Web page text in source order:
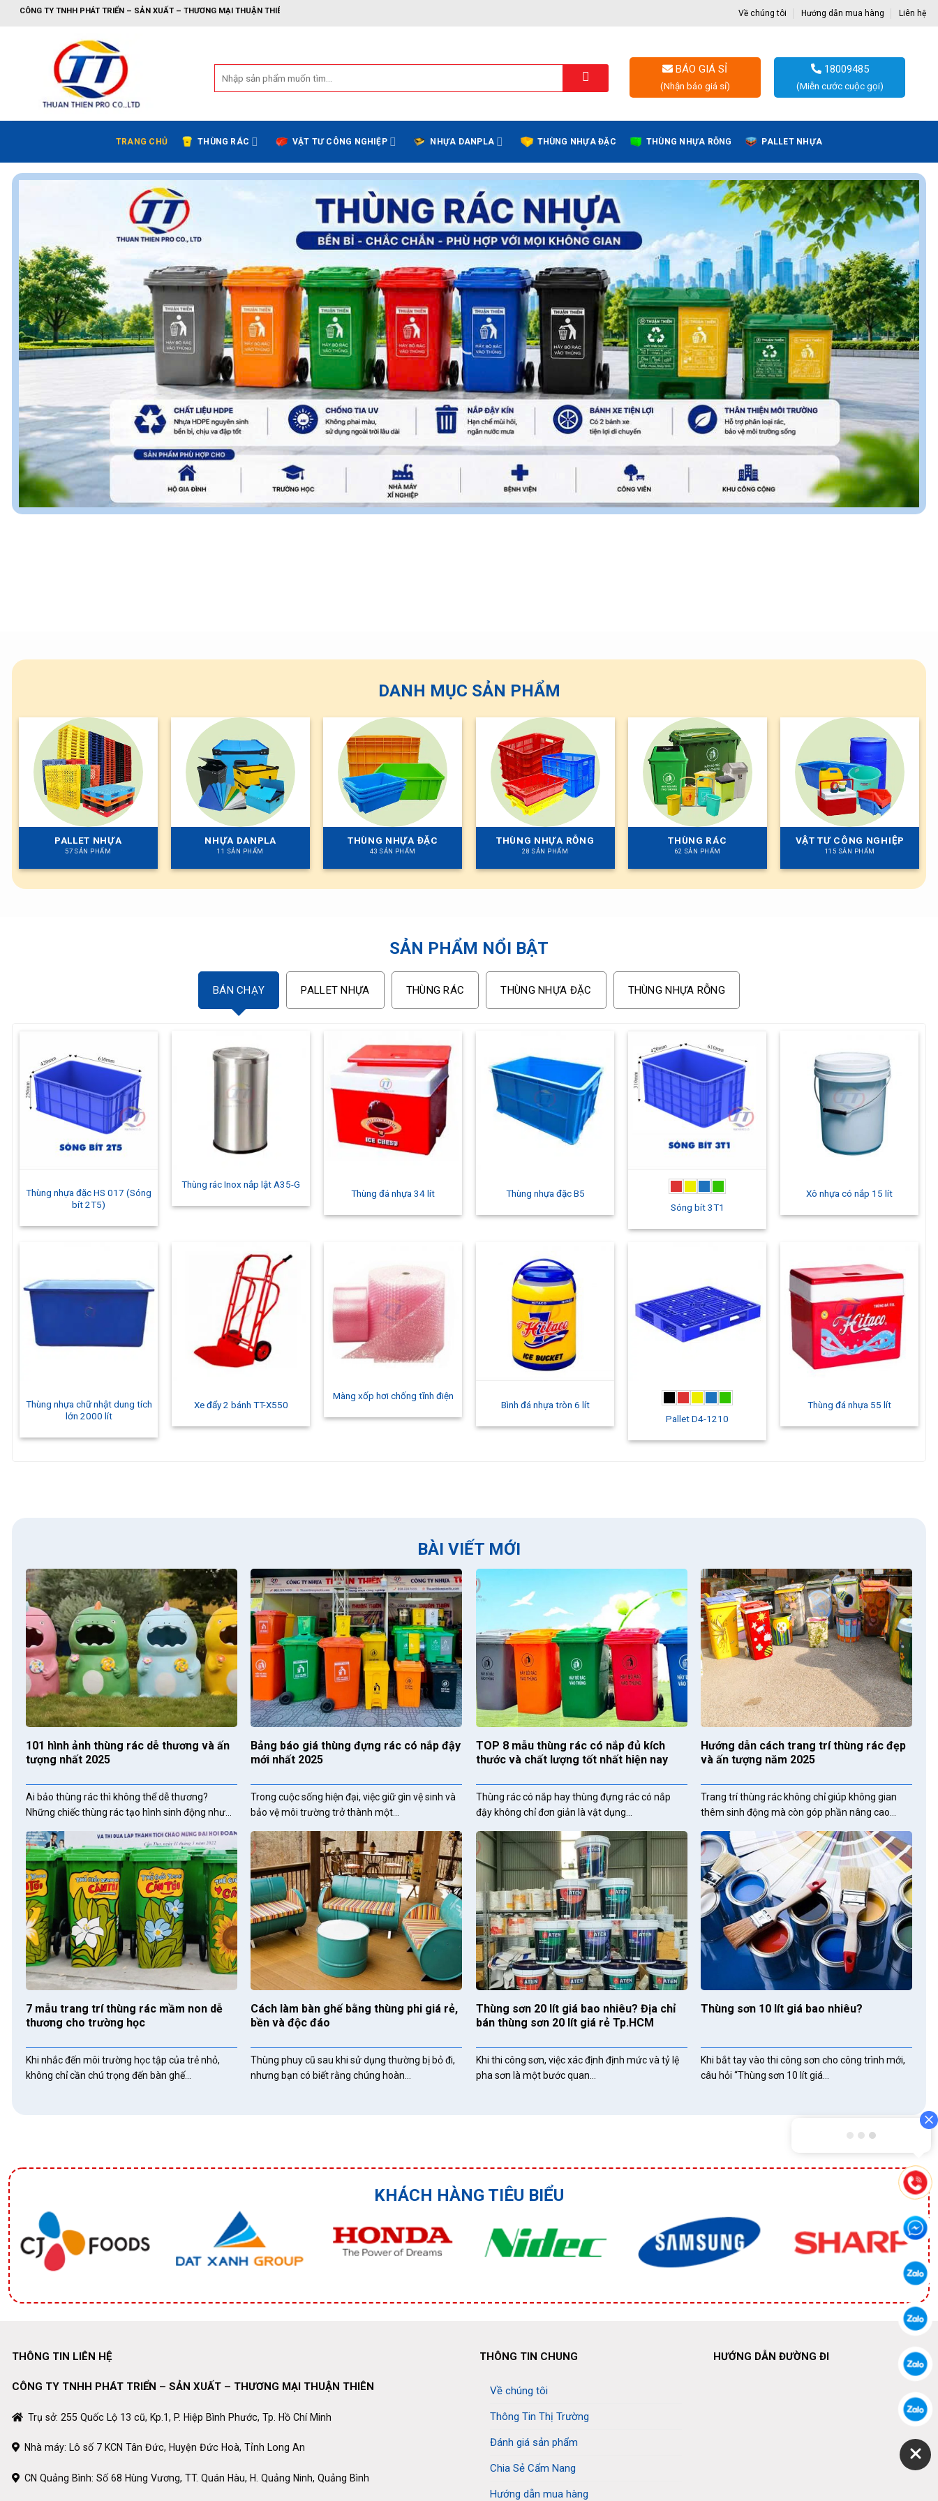
PHÁT TRIỂN – SẢN XUẤT – THƯƠNG MẠI THUẬN THIÊN Về chúng tôi Hướng dẫn mua hàng Liên hệ
kiếm:
BÁO GIÁ SỈ
(Nhận báo giá sỉ)
18009485
(Miễn cước cuộc gọi)
TRANG CHỦ THÙNG RÁC VẬT TƯ CÔNG NGHIỆP NHỰA DANPLA THÙNG NHỰA ĐẶC THÙNG NHỰA RỖNG PALLET NHỰA
DANH MỤC SẢN PHẨM
PALLET NHỰA
57 SẢN PHẨM
NHỰA DANPLA
11 SẢN PHẨM
THÙNG NHỰA ĐẶC
43 SẢN PHẨM
THÙNG NHỰA RỖNG
28 SẢN PHẨM
THÙNG RÁC
62 SẢN PHẨM
VẬT TƯ CÔNG NGHIỆP
115 SẢN PHẨM
SẢN PHẨM NỔI BẬT
BÁN CHẠY PALLET NHỰA THÙNG RÁC THÙNG NHỰA ĐẶC THÙNG NHỰA RỖNG
Thùng nhựa đặc HS 017 (Sóng
bít 2T5)
Thùng rác Inox nắp lật A35-G
Thùng đá nhựa 34 lít
Thùng nhựa đặc B5
Sóng bít 3T1
Xô nhựa có nắp 15 lít
Thùng nhựa chữ nhật dung tích
lớn 2000 lít
Xe đẩy 2 bánh TT-X550
Màng xốp hơi chống tĩnh điện
Bình đá nhựa tròn 6 lít
Pallet D4-1210
Thùng đá nhựa 55 lít
BÀI VIẾT MỚI
101 hình ảnh thùng rác dễ thương và ấn
tượng nhất 2025
Ai bảo thùng rác thì không thể dễ thương?
Những chiếc thùng rác tạo hình sinh động như...
Bảng báo giá thùng đựng rác có nắp đậy
mới nhất 2025
Trong cuộc sống hiện đại, việc giữ gìn vệ sinh và
bảo vệ môi trường trở thành một...
TOP 8 mẫu thùng rác có nắp đủ kích
thước và chất lượng tốt nhất hiện nay
Thùng rác có nắp hay thùng đựng rác có nắp
đậy không chỉ đơn giản là vật dụng...
Hướng dẫn cách trang trí thùng rác đẹp
và ấn tượng năm 2025
Trang trí thùng rác không chỉ giúp không gian
thêm sinh động mà còn góp phần nâng cao...
7 mẫu trang trí thùng rác mầm non dễ
thương cho trường học
Khi nhắc đến môi trường học tập của trẻ nhỏ,
không chỉ cần chú trọng đến bàn ghế...
Cách làm bàn ghế bằng thùng phi giá rẻ,
bền và độc đáo
Thùng phuy cũ sau khi sử dụng thường bị bỏ đi,
nhưng bạn có biết rằng chúng hoàn...
Thùng sơn 20 lít giá bao nhiêu? Địa chỉ
bán thùng sơn 20 lít giá rẻ Tp.HCM
Khi thi công sơn, việc xác định định mức và tỷ lệ
pha sơn là một bước quan...
Thùng sơn 10 lít giá bao nhiêu?
Khi bắt tay vào thi công sơn cho công trình mới,
câu hỏi “Thùng sơn 10 lít giá...
KHÁCH HÀNG TIÊU BIỂU
THÔNG TIN LIÊN HỆ
CÔNG TY TNHH PHÁT TRIỂN – SẢN XUẤT – THƯƠNG MẠI THUẬN THIÊN
Trụ sở: 255 Quốc Lộ 13 cũ, Kp.1, P. Hiệp Bình Phước, Tp. Hồ Chí Minh
Nhà máy: Lô số 7 KCN Tân Đức, Huyện Đức Hoà, Tỉnh Long An
CN Quảng Bình: Số 68 Hùng Vương, TT. Quán Hàu, H. Quảng Ninh, Quảng Bình
THÔNG TIN CHUNG
Về chúng tôi
Thông Tin Thị Trường
Đánh giá sản phẩm
Chia Sẻ Cẩm Nang
Hướng dẫn mua hàng
HƯỚNG DẪN ĐƯỜNG ĐI